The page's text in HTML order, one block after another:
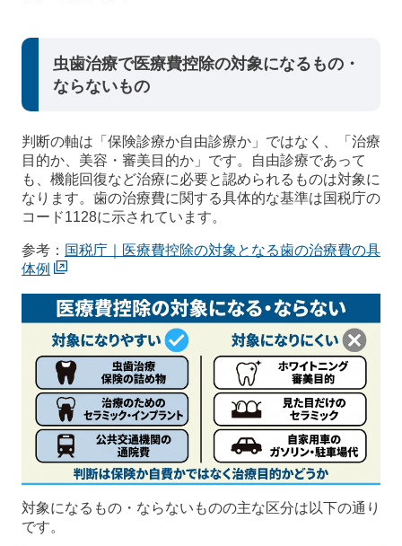
虫歯治療で医療費控除の対象になるもの・
ならないもの
判断の軸は「保険診療か自由診療か」ではなく、「治療
目的か、美容・審美目的か」です。自由診療であって
も、機能回復など治療に必要と認められるものは対象に
なります。歯の治療費に関する具体的な基準は国税庁の
コード1128に示されています。
参考： 国税庁｜医療費控除の対象となる歯の治療費の具
体例
対象になるもの・ならないものの主な区分は以下の通り
です。